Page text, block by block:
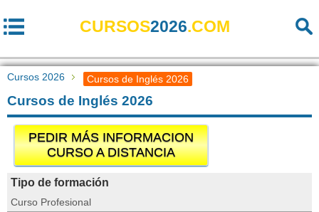
CURSOS2026.COM
Cursos 2026 Cursos de Inglés 2026
Cursos de Inglés 2026
PEDIR MÁS INFORMACION
CURSO A DISTANCIA
Tipo de formación
Curso Profesional